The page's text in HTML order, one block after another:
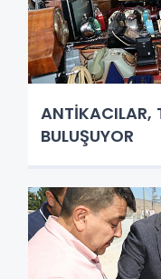
ANTİKACILAR,
BULUŞUYOR